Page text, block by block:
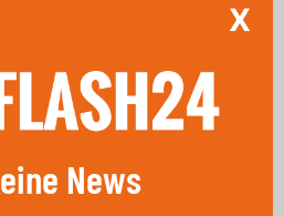
X
News